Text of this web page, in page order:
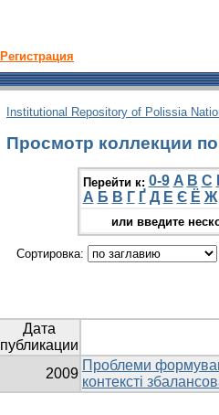
Регистрация
Institutional Repository of Polissia
Просмотр коллекции
Перейти к: 0-9 A B C
А Б В Г Ґ Д Е Є Ё Ж
или введите
Сортировка:
Дата
публикации
2009
Проблеми
контексті